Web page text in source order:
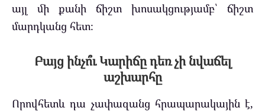
այլ մի քանի ճիշտ խոսակցությամբ՝ ճիշտ
մարդկանց հետ։
Բայց ինչո՞ւ Կարիճը դեռ չի նվաճել
աշխարհը
Որովհետև դա չափազանց հրապարակային է,